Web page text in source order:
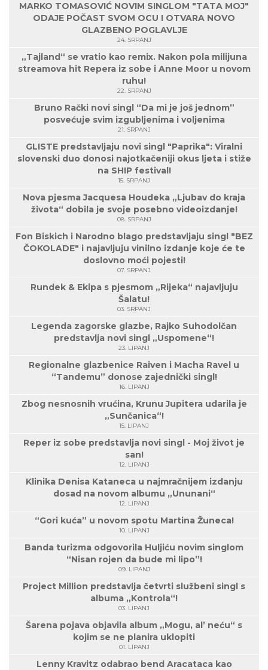
MARKO TOMASOVIĆ NOVIM SINGLOM "TATA MOJ"
ODAJE POČAST SVOM OCU I OTVARA NOVO
GLAZBENO POGLAVLJE
24. SRPANJ
„Tajland“ se vratio kao remix. Nakon pola milijuna
streamova hit Repera iz sobe i Anne Moor u novom
ruhu!
22. SRPANJ
Bruno Rački novi singl “Da mi je još jednom”
posvećuje svim izgubljenima i voljenima
21. SRPANJ
GLISTE predstavljaju novi singl "Paprika": Viralni
slovenski duo donosi najotkačeniji okus ljeta i stiže
na SHIP festival!
15. SRPANJ
Nova pjesma Jacquesa Houdeka „Ljubav do kraja
života“ dobila je svoje posebno videoizdanje!
08. SRPANJ
Fon Biskich i Narodno blago predstavljaju singl "BEZ
ČOKOLADE" i najavljuju vinilno izdanje koje će te
doslovno moći pojesti!
07. SRPANJ
Rundek & Ekipa s pjesmom „Rijeka“ najavljuju
Šalatu!
03. SRPANJ
Legenda zagorske glazbe, Rajko Suhodolčan
predstavlja novi singl „Uspomene“!
23. LIPANJ
Regionalne glazbenice Raiven i Macha Ravel u
“Tandemu” donose zajednički singl!
16. LIPANJ
Zbog nesnosnih vrućina, Krunu Jupitera udarila je
„Sunčanica“!
15. LIPANJ
Reper iz sobe predstavlja novi singl - Moj život je
san!
12. LIPANJ
Klinika Denisa Kataneca u najmračnijem izdanju
dosad na novom albumu „Ununani“
12. LIPANJ
“Gori kuća” u novom spotu Martina Žuneca!
10. LIPANJ
Banda turizma odgovorila Huljiću novim singlom
“Nisan rojen da bude mi lipo”!
09. LIPANJ
Project Million predstavlja četvrti službeni singl s
albuma „Kontrola“!
03. LIPANJ
Šarena pojava objavila album „Mogu, al’ neću“ s
kojim se ne planira uklopiti
01. LIPANJ
Lenny Kravitz odabrao bend Aracataca kao